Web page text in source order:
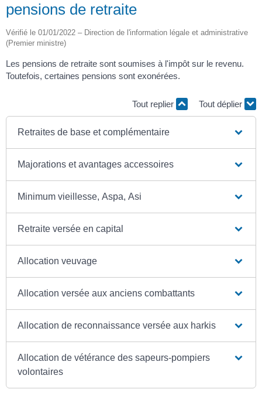
pensions de retraite
Vérifié le 01/01/2022 – Direction de l'information légale et administrative
(Premier ministre)
Les pensions de retraite sont soumises à l'impôt sur le revenu.
Toutefois, certaines pensions sont exonérées.
Tout replier Tout déplier
Retraites de base et complémentaire
Majorations et avantages accessoires
Minimum vieillesse, Aspa, Asi
Retraite versée en capital
Allocation veuvage
Allocation versée aux anciens combattants
Allocation de reconnaissance versée aux harkis
Allocation de vétérance des sapeurs-pompiers
volontaires